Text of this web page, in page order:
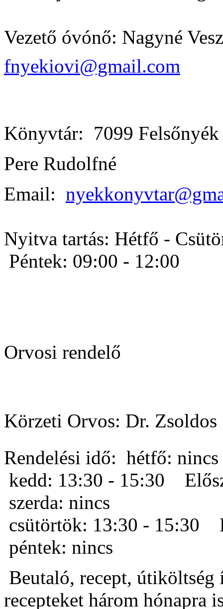
Vezető óvónő: Nagyné
fnyekiovi@gmail.com
Könyvtár: 7099 Felsőnyék
Pere Rudolfné
Email:
Nyitva tartás: Hétfő -
Péntek: 09:00 - 12:00
Orvosi rendelő
Körzeti Orvos: Dr.
Rendelési idő: hétfő: nincs
kedd: 13:30 - 15:30
szerda: nincs
csütörtök: 13:30 - 15:30
péntek: nincs
Beutaló, recept, útiköltség
recepteket három hónapra